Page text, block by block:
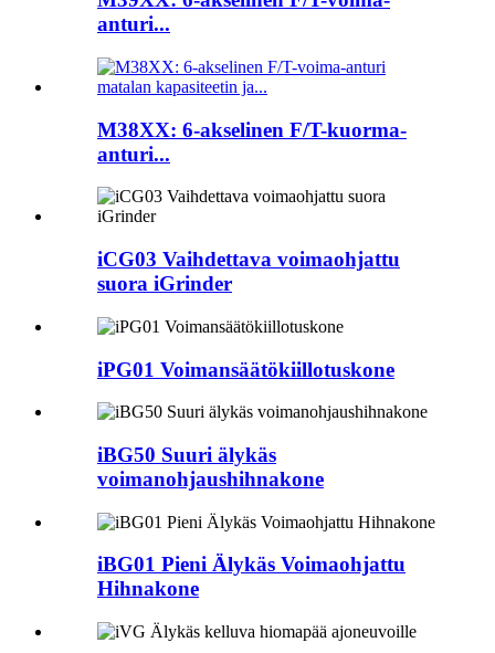
anturi...
M38XX: 6-akselinen F/T-kuorma-
anturi...
iCG03 Vaihdettava voimaohjattu
suora iGrinder
iPG01 Voimansäätökiillotuskone
iBG50 Suuri älykäs
voimanohjaushihnakone
iBG01 Pieni Älykäs Voimaohjattu
Hihnakone